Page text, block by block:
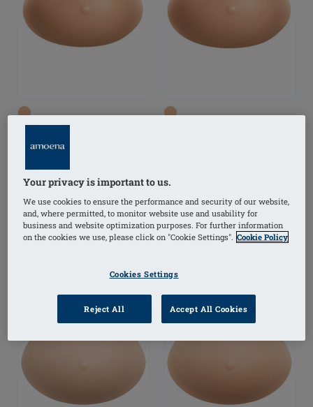
Medium Delta Prótesis
Your privacy is important to us.
We use cookies to ensure the performance and security of our website,
and, where permitted, to monitor website use and usability for
business and website optimization purposes. For further information
on the cookies we use, please click on "Cookie Settings". Cookie Policy
Cookies Settings
Reject All Accept All Cookies